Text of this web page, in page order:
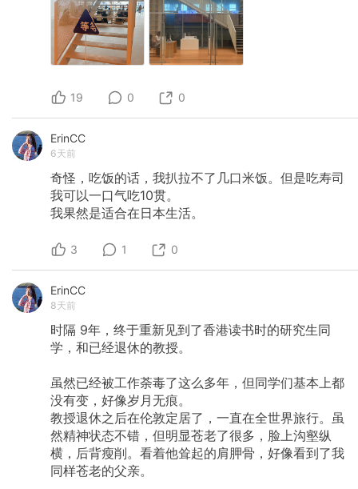
19 0 0
ErinCC
6天前
奇怪，吃饭的话，我扒拉不了几口米饭。但是吃寿司
我可以一口气吃10贯。
我果然是适合在日本生活。
3 1 0
ErinCC
8天前
时隔 9年，终于重新见到了香港读书时的研究生同
学，和已经退休的教授。
虽然已经被工作荼毒了这么多年，但同学们基本上都
没有变，好像岁月无痕。
教授退休之后在伦敦定居了，一直在全世界旅行。虽
然精神状态不错，但明显苍老了很多，脸上沟壑纵
横，后背瘦削。看着他耸起的肩胛骨，好像看到了我
同样苍老的父亲。